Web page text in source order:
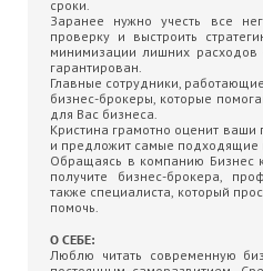
сроки.
Заранее нужно учесть все
проверку и выстроить
минимизации лишних
гарантирован.
Главные сотрудники,
бизнес-брокеры, которые
для Вас бизнеса.
Кристина грамотно оценит ваши
и предложит самые подходящие
Обращаясь в компанию Бизнес
получите бизнес-брокера,
также специалиста, который
помочь.
О СЕБЕ:
Люблю читать современную